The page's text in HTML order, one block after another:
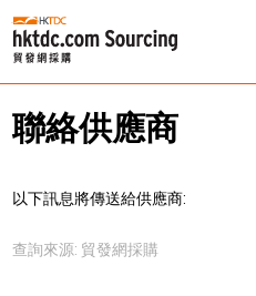
聯絡供應商
以下訊息將傳送給供應商:
查詢來源: 貿發網採購